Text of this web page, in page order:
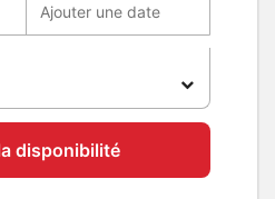
Ajouter une date
disponibilité